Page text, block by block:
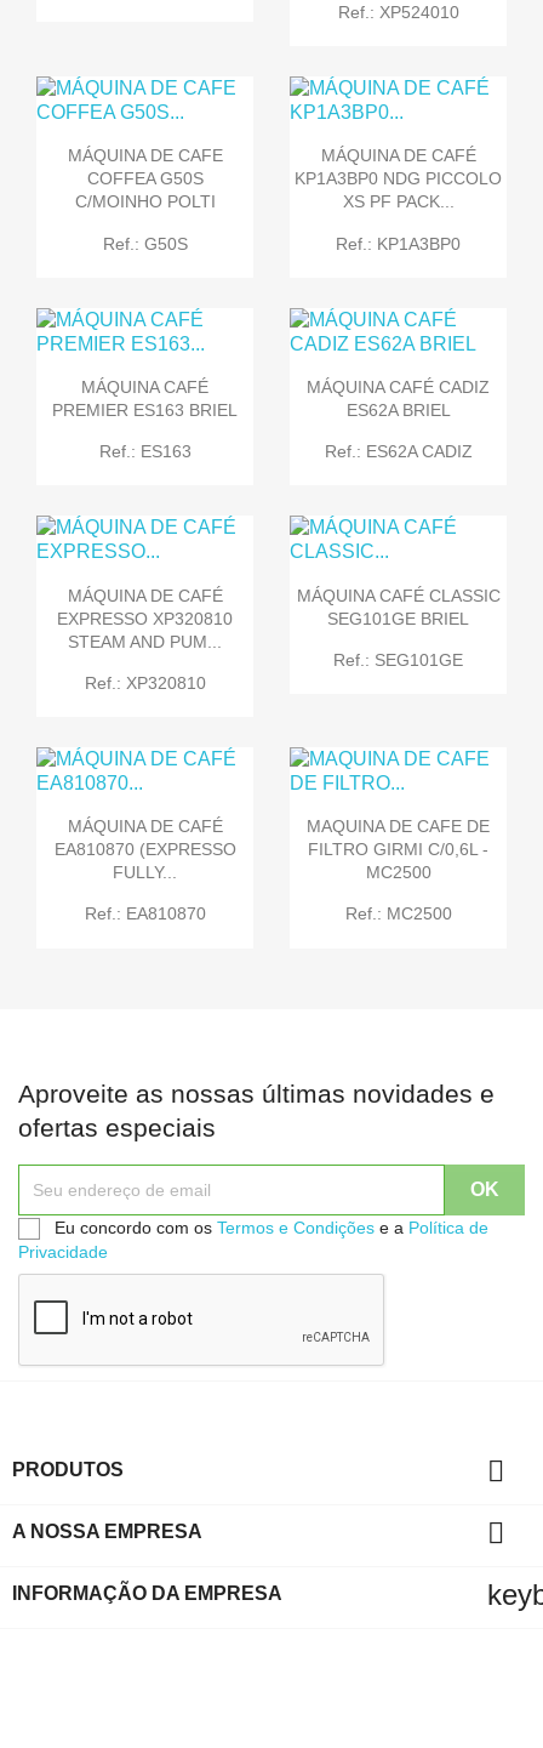
Ref.: XP524010
MÁQUINA DE CAFE
COFFEA G50S
C/MOINHO POLTI
Ref.: G50S
MÁQUINA DE CAFÉ
KP1A3BP0 NDG PICCOLO
XS PF PACK...
Ref.: KP1A3BP0
MÁQUINA CAFÉ
PREMIER ES163 BRIEL
Ref.: ES163
MÁQUINA CAFÉ CADIZ
ES62A BRIEL
Ref.: ES62A CADIZ
MÁQUINA DE CAFÉ
EXPRESSO XP320810
STEAM AND PUM...
Ref.: XP320810
MÁQUINA CAFÉ CLASSIC
SEG101GE BRIEL
Ref.: SEG101GE
MÁQUINA DE CAFÉ
EA810870 (EXPRESSO
FULLY...
Ref.: EA810870
MAQUINA DE CAFE DE
FILTRO GIRMI C/0,6L -
MC2500
Ref.: MC2500
Aproveite as nossas últimas novidades e
ofertas especiais
Eu concordo com os Termos e Condições e a Política de
Privacidade
PRODUTOS 
A NOSSA EMPRESA 
INFORMAÇÃO DA EMPRESA